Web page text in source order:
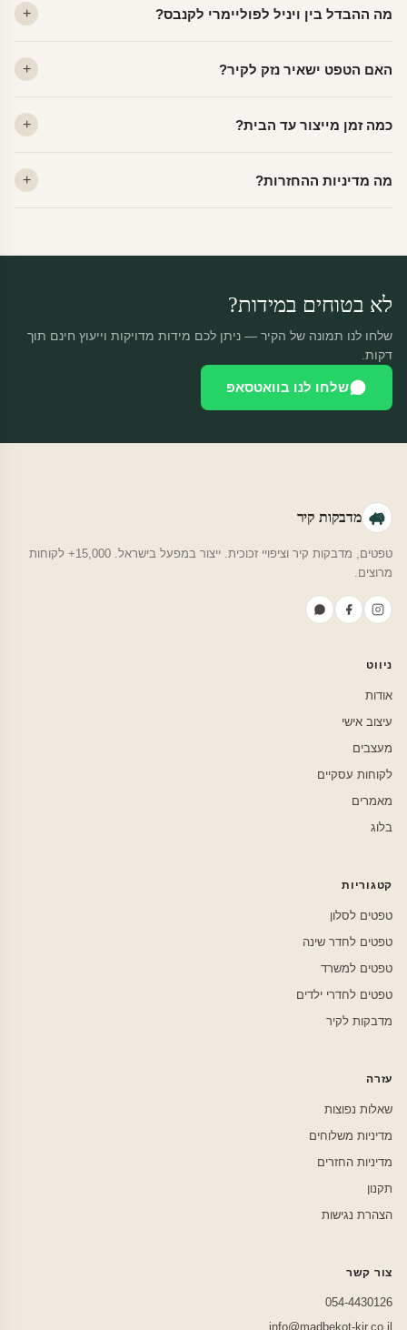
מה ההבדל בין ויניל לפוליימרי לקנבס?
פרמיום. קנבס — בד אמנותי יוקרתי, מט.
האם הטפט ישאיר נזק לקיר?
מתאים לקיר מטויח, גבס, קרמיקה וזכוכית.
כמה זמן מייצור עד הבית?
יוצאות באותו יום.
מה מדיניות ההחזרות?
לא בטוחים במידות?
שלחו לנו תמונה של הקיר — ניתן לכם מידות מדויקות וייעוץ חינם תוך
דקות.
שלחו לנו בוואטסאפ
מדבקות קיר
טפטים, מדבקות קיר וציפויי זכוכית. ייצור במפעל בישראל. 15,000+ לקוחות
מרוצים.
ניווט
אודות
עיצוב אישי
מעצבים
לקוחות עסקיים
מאמרים
בלוג
קטגוריות
טפטים לסלון
טפטים לחדר שינה
טפטים למשרד
טפטים לחדרי ילדים
מדבקות לקיר
עזרה
שאלות נפוצות
מדיניות משלוחים
מדיניות החזרים
תקנון
הצהרת נגישות
צור קשר
054-4430126
info@madbekot-kir.co.il